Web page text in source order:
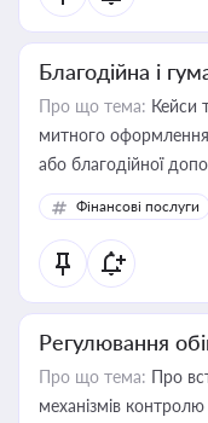
Благодійна і
Про що тема: Кейси
митного оформлення,
або благодійної
Фінансові послуги
Регулювання
Про що тема: Про
механізмів